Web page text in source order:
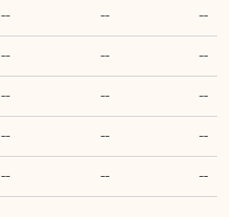
--
--
--
--
--
--
--
--
--
--
--
--
--
--
--